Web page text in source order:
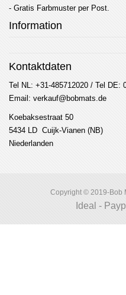
- Gratis Farbmuster per Post.
Information
Kontaktdaten
Tel NL: +31-485712020 / Tel DE:
Email: verkauf@bobmats.de
Koebaksestraat 50
5434 LD Cuijk-Vianen (NB)
Niederlanden
Copyright © 2019-Bob
Ideal -